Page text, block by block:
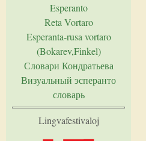
Esperanto
Reta Vortaro
Esperanta-rusa vortaro
(Bokarev,Finkel)
Словари Кондратьева
Визуальный эсперанто
словарь
Lingvafestivaloj